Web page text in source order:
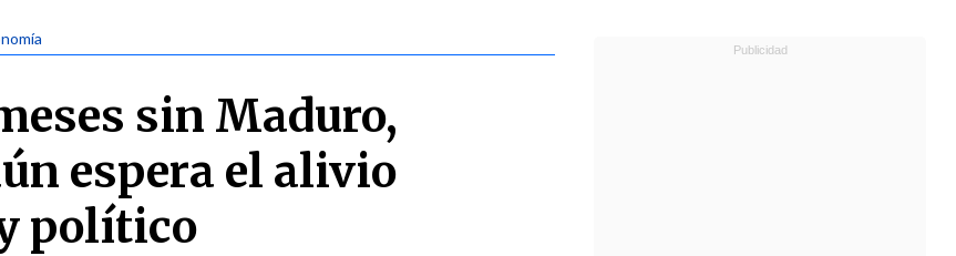
sin Maduro,
espera el alivio
político